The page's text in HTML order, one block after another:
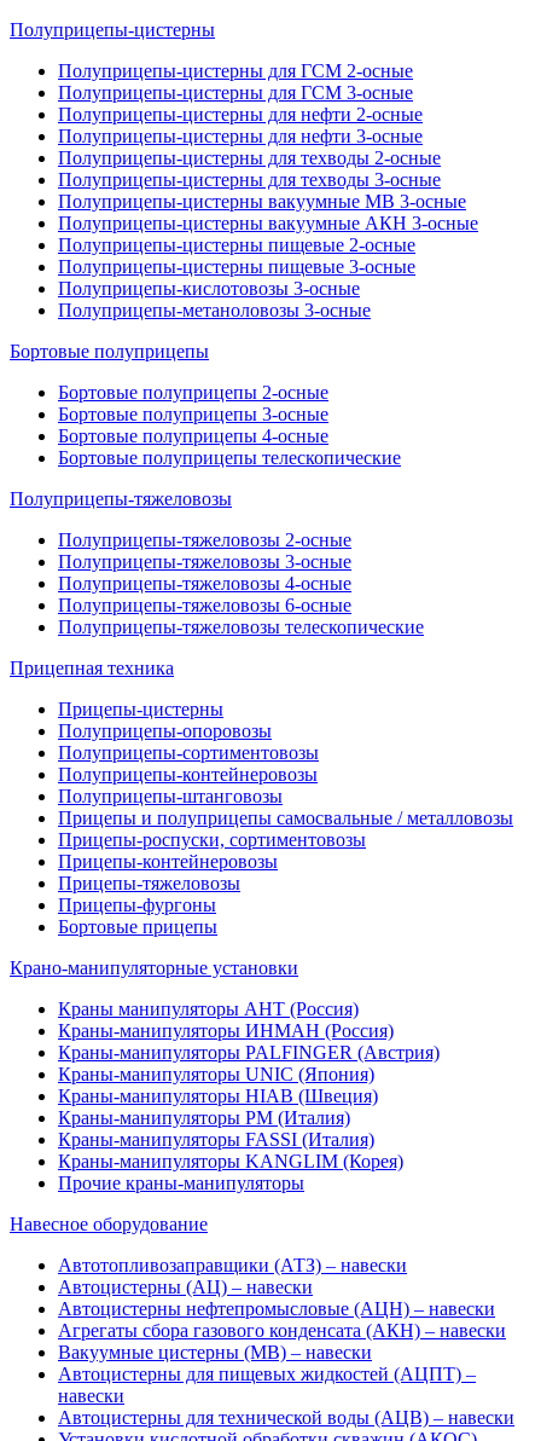
Полуприцепы-цистерны
Полуприцепы-цистерны для ГСМ 2-осные
Полуприцепы-цистерны для ГСМ 3-осные
Полуприцепы-цистерны для нефти 2-осные
Полуприцепы-цистерны для нефти 3-осные
Полуприцепы-цистерны для техводы 2-осные
Полуприцепы-цистерны для техводы 3-осные
Полуприцепы-цистерны вакуумные МВ 3-осные
Полуприцепы-цистерны вакуумные АКН 3-осные
Полуприцепы-цистерны пищевые 2-осные
Полуприцепы-цистерны пищевые 3-осные
Полуприцепы-кислотовозы 3-осные
Полуприцепы-метаноловозы 3-осные
Бортовые полуприцепы
Бортовые полуприцепы 2-осные
Бортовые полуприцепы 3-осные
Бортовые полуприцепы 4-осные
Бортовые полуприцепы телескопические
Полуприцепы-тяжеловозы
Полуприцепы-тяжеловозы 2-осные
Полуприцепы-тяжеловозы 3-осные
Полуприцепы-тяжеловозы 4-осные
Полуприцепы-тяжеловозы 6-осные
Полуприцепы-тяжеловозы телескопические
Прицепная техника
Прицепы-цистерны
Полуприцепы-опоровозы
Полуприцепы-сортиментовозы
Полуприцепы-контейнеровозы
Полуприцепы-штанговозы
Прицепы и полуприцепы самосвальные / металловозы
Прицепы-роспуски, сортиментовозы
Прицепы-контейнеровозы
Прицепы-тяжеловозы
Прицепы-фургоны
Бортовые прицепы
Крано-манипуляторные установки
Краны манипуляторы АНТ (Россия)
Краны-манипуляторы ИНМАН (Россия)
Краны-манипуляторы PALFINGER (Австрия)
Краны-манипуляторы UNIC (Япония)
Краны-манипуляторы HIAB (Швеция)
Краны-манипуляторы PM (Италия)
Краны-манипуляторы FASSI (Италия)
Краны-манипуляторы KANGLIM (Корея)
Прочие краны-манипуляторы
Навесное оборудование
Автотопливозаправщики (АТЗ) – навески
Автоцистерны (АЦ) – навески
Автоцистерны нефтепромысловые (АЦН) – навески
Агрегаты сбора газового конденсата (АКН) – навески
Вакуумные цистерны (МВ) – навески
Автоцистерны для пищевых жидкостей (АЦПТ) –
навески
Автоцистерны для технической воды (АЦВ) – навески